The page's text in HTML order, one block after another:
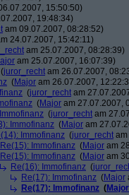
15:50:50)
19:48:34)
am 09.07.2007, 08:28:52)
24.07.2007, 15:42:11)
am 25.07.2007, 08:28:39)
am 25.07.2007, 16:07:39)
(juror_recht am 26.07.2007,
(Major am 26.07.2007,
(juror_recht am
(Major am 27.07.2007,
(juror_recht am
Immofinanz (Major am
Immofinanz (juror_recht
Re(15): Immofinanz (Major am
Re(15): Immofinanz (Major am
Re(16): Immofinanz (
Re(17): Immofinanz (Major
Re(17): Immofinanz (Major